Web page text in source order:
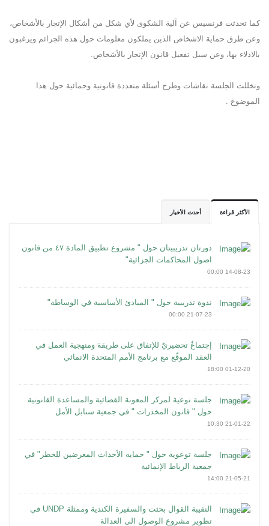
كما تحدثت فرنسيس عن آلية الشكوى لأي شكل من أشكال الإتجار بالأشخاص،
وعن طرق حماية الاشخاص الذين يملكون معلومات حول هذه الجرائم ويرغبون
بالادلاء بها، وعن سبل تفعيل قانون الإتجار بالأشخاص.
وتخللت الجلسة نقاشات وطرح أسئلة متعددة قانونية وحمائية حول هذا
الموضوع .
الأكثر قراءة أحدث الأخبار
دورتان تدريبيتان حول " مشروع تطبيق المادة ٤٧ من قانون
اصول المحاكمات الجزائية"
14-08-23 00:00
ندوة تدريبية حول " المبادئ الأساسية في الوساطة"
21-07-23 00:00
إجتماعٌ تحضيريٌ للإتفاق على طريقة ومنهجية العمل في
العقد الموقّع مع برنامج الأمم المتحدة الانمائي
01-12-20 18:00
جلسة توعية لمركز المعونة القضائية والمساعدة القانونية
حول " قانون المخدرات " في جمعية سنابل الأمل
21-01-22 10:30
جلسة توعوية حول " حماية الأحداث المعرضين للخطر" في
جمعية الرباط الإنمائية
21-05-21 14:00
النقيبة القوال بحثت والسفيرة الكندية وممثلة UNDP في
تطوير مشروع الوصول الى العدالة